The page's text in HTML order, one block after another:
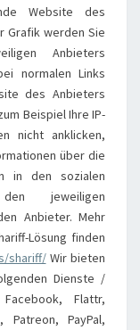
Website des
Grafik werden Sie
Anbieters
normalen Links
des Anbieters
Beispiel Ihre IP-
nicht anklicken,
über die
in den sozialen
jeweiligen
Anbieter. Mehr
Lösung finden
shariff/Wir bieten
Dienste /
Flattr,
Patreon, PayPal,